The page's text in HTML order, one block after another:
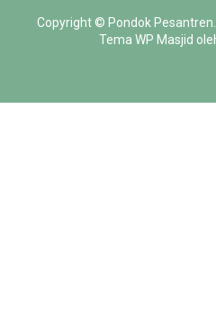
Copyright © Pondok Pesantren
Tema WP Masjid